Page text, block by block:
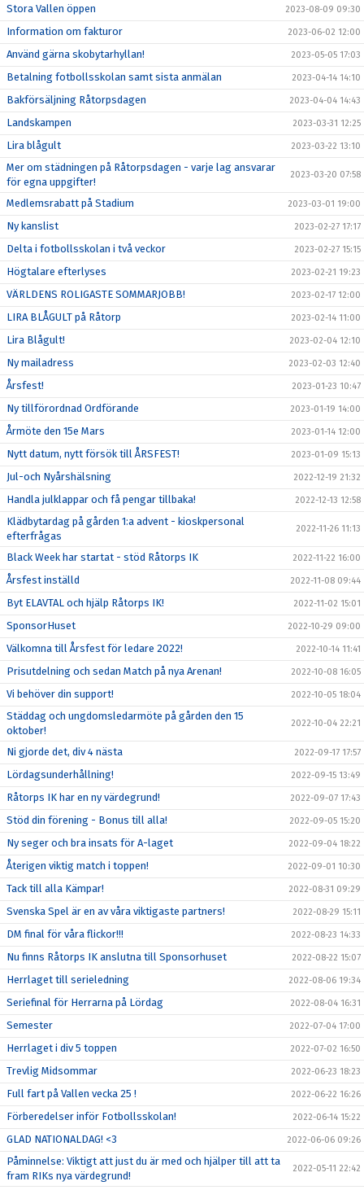
Stora Vallen öppen 2023-08-09 09:30
Information om fakturor 2023-06-02 12:00
Använd gärna skobytarhyllan! 2023-05-05 17:03
Betalning fotbollsskolan samt sista anmälan 2023-04-14 14:10
Bakförsäljning Råtorpsdagen 2023-04-04 14:43
Landskampen 2023-03-31 12:25
Lira blågult 2023-03-22 13:10
Mer om städningen på Råtorpsdagen - varje lag ansvarar
för egna uppgifter!
2023-03-20 07:58
Medlemsrabatt på Stadium 2023-03-01 19:00
Ny kanslist 2023-02-27 17:17
Delta i fotbollsskolan i två veckor 2023-02-27 15:15
Högtalare efterlyses 2023-02-21 19:23
VÄRLDENS ROLIGASTE SOMMARJOBB! 2023-02-17 12:00
LIRA BLÅGULT på Råtorp 2023-02-14 11:00
Lira Blågult! 2023-02-04 12:10
Ny mailadress 2023-02-03 12:40
Årsfest! 2023-01-23 10:47
Ny tillförordnad Ordförande 2023-01-19 14:00
Årmöte den 15e Mars 2023-01-14 12:00
Nytt datum, nytt försök till ÅRSFEST! 2023-01-09 15:13
Jul-och Nyårshälsning 2022-12-19 21:32
Handla julklappar och få pengar tillbaka! 2022-12-13 12:58
Klädbytardag på gården 1:a advent - kioskpersonal
efterfrågas
2022-11-26 11:13
Black Week har startat - stöd Råtorps IK 2022-11-22 16:00
Årsfest inställd 2022-11-08 09:44
Byt ELAVTAL och hjälp Råtorps IK! 2022-11-02 15:01
SponsorHuset 2022-10-29 09:00
Välkomna till Årsfest för ledare 2022! 2022-10-14 11:41
Prisutdelning och sedan Match på nya Arenan! 2022-10-08 16:05
Vi behöver din support! 2022-10-05 18:04
Städdag och ungdomsledarmöte på gården den 15
oktober!
2022-10-04 22:21
Ni gjorde det, div 4 nästa 2022-09-17 17:57
Lördagsunderhållning! 2022-09-15 13:49
Råtorps IK har en ny värdegrund! 2022-09-07 17:43
Stöd din förening - Bonus till alla! 2022-09-05 15:20
Ny seger och bra insats för A-laget 2022-09-04 18:22
Återigen viktig match i toppen! 2022-09-01 10:30
Tack till alla Kämpar! 2022-08-31 09:29
Svenska Spel är en av våra viktigaste partners! 2022-08-29 15:11
DM final för våra flickor!!! 2022-08-23 14:33
Nu finns Råtorps IK anslutna till Sponsorhuset 2022-08-22 15:07
Herrlaget till serieledning 2022-08-06 19:34
Seriefinal för Herrarna på Lördag 2022-08-04 16:31
Semester 2022-07-04 17:00
Herrlaget i div 5 toppen 2022-07-02 16:50
Trevlig Midsommar 2022-06-23 18:23
Full fart på Vallen vecka 25 ! 2022-06-22 16:26
Förberedelser inför Fotbollsskolan! 2022-06-14 15:22
GLAD NATIONALDAG! <3 2022-06-06 09:26
Påminnelse: Viktigt att just du är med och hjälper till att ta
fram RIKs nya värdegrund!
2022-05-11 22:42